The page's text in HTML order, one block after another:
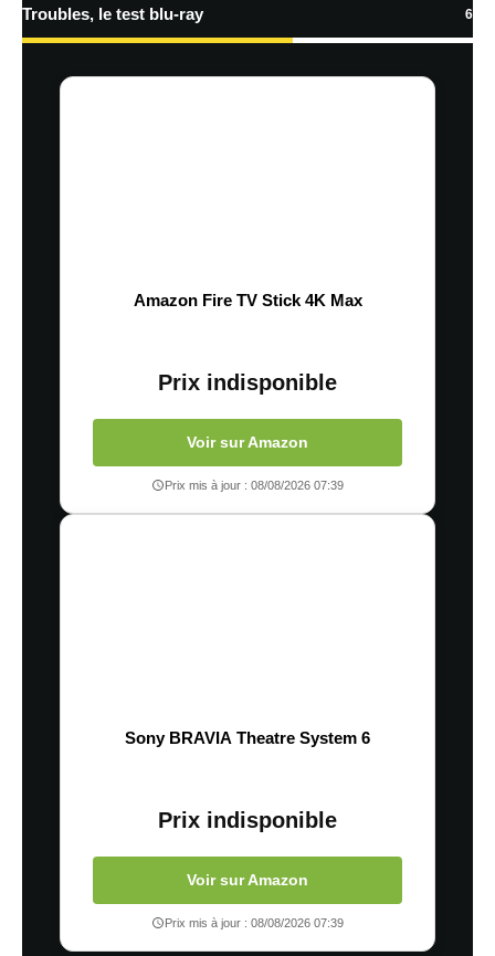
Troubles, le test blu-ray 6
Amazon Fire TV Stick 4K Max
Prix indisponible
Voir sur Amazon
Prix mis à jour : 08/08/2026 07:39
Sony BRAVIA Theatre System 6
Prix indisponible
Voir sur Amazon
Prix mis à jour : 08/08/2026 07:39